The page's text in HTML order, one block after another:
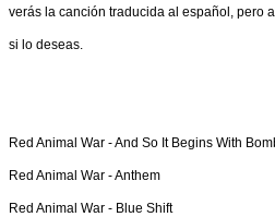
verás la canción traducida al español, pero
si lo deseas.
Red Animal War -And So It Begins With
Red Animal War -Anthem
Red Animal War - Blue Shift